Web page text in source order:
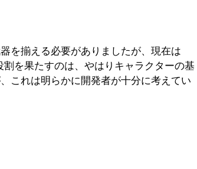
を揃える必要がありましたが、現在は
を果たすのは、やはりキャラクターの基
これは明らかに開発者が十分に考えてい